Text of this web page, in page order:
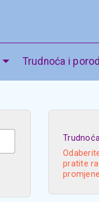
Trudnoća i porod
pratite